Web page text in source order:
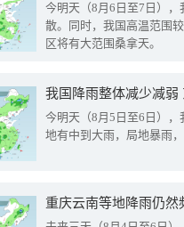
今明天（8月6日至7日）
散。同时，我国高温范围
区将有大范围桑拿天。
我国降雨整体减少减弱
今明天（8月5日至6日）
地有中到大雨，局地暴雨
重庆云南等地降雨仍然